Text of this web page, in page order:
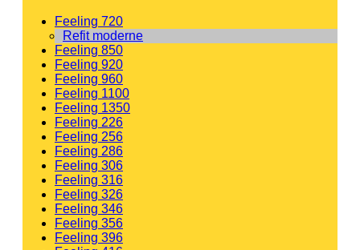
Feeling 720
Refit moderne
Feeling 850
Feeling 920
Feeling 960
Feeling 1100
Feeling 1350
Feeling 226
Feeling 256
Feeling 286
Feeling 306
Feeling 316
Feeling 326
Feeling 346
Feeling 356
Feeling 396